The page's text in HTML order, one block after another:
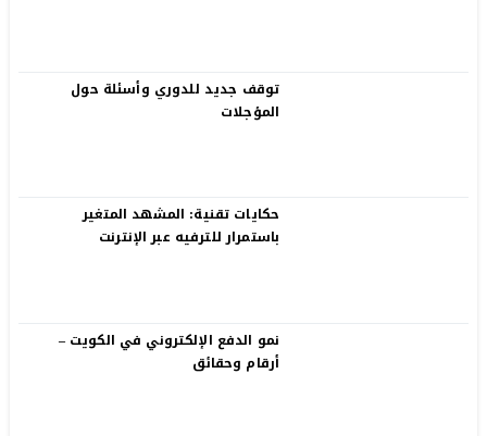
توقف جديد للدوري وأسئلة حول
المؤجلات
حكايات تقنية: المشهد المتغير
باستمرار للترفيه عبر الإنترنت
نمو الدفع الإلكتروني في الكويت –
أرقام وحقائق